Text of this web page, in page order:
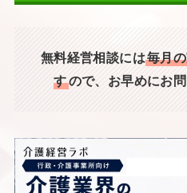
無料経営相談には毎月
すので、お早めにお